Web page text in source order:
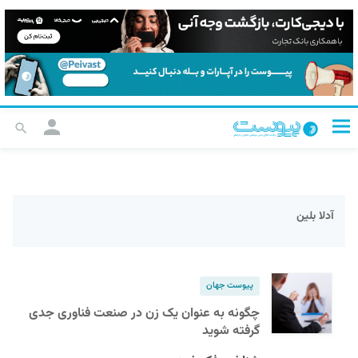
آدلا بلین
پیوست جهان
چگونه به عنوان یک زن در صنعت فناوری جدی
گرفته شوید